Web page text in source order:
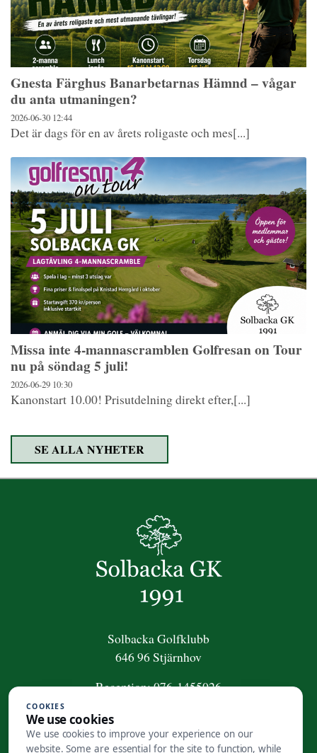
Gnesta Färghus Banarbetarnas Hämnd – vågar
du anta utmaningen?
2026-06-30 12:44
Det är dags för en av årets roligaste och mes[...]
Missa inte 4-mannascramblen Golfresan on Tour
nu på söndag 5 juli!
2026-06-29 10:30
Kanonstart 10.00! Prisutdelning direkt efter,[...]
SE ALLA NYHETER
Solbacka Golfklubb
646 96 Stjärnhov
Reception:076-1455026
För frågor om golfpaket:
golfpaket@solbackagk.se
COOKIES
We use cookies
We use cookies to improve your experience on our
website. Some are essential for the site to function, while